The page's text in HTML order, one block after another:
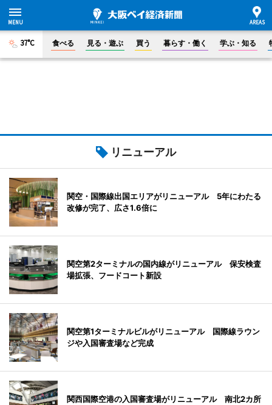
37°C 食べる 見る・遊ぶ 買う 暮らす・働く 学ぶ・知る
リニューアル
関空・国際線出国エリアがリニューアル 5年にわたる
改修が完了、広さ1.6倍に
関空第2ターミナルの国内線がリニューアル 保安検査
場拡張、フードコート新設
関空第1ターミナルビルがリニューアル 国際線ラウン
ジや入国審査場など完成
関西国際空港の入国審査場がリニューアル 南北2カ所